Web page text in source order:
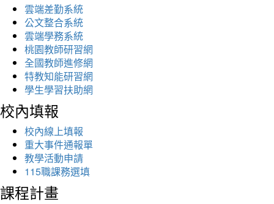
雲端差勤系統
公文整合系統
雲端學務系統
桃園教師研習網
全國教師進修網
特教知能研習網
學生學習扶助網
校內填報
校內線上填報
重大事件通報單
教學活動申請
115職課務選填
課程計畫